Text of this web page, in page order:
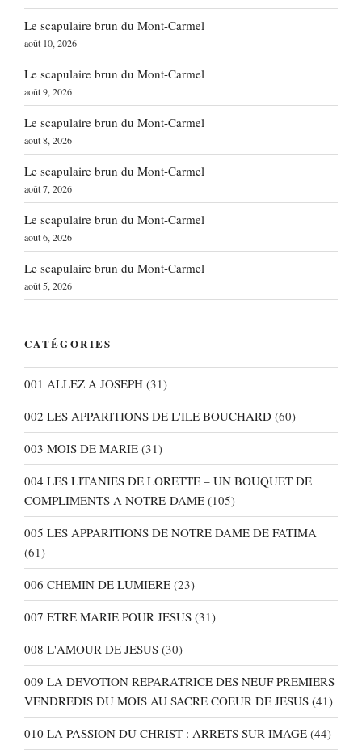
Le scapulaire brun du Mont-Carmel
août 10, 2026
Le scapulaire brun du Mont-Carmel
août 9, 2026
Le scapulaire brun du Mont-Carmel
août 8, 2026
Le scapulaire brun du Mont-Carmel
août 7, 2026
Le scapulaire brun du Mont-Carmel
août 6, 2026
Le scapulaire brun du Mont-Carmel
août 5, 2026
CATÉGORIES
001 ALLEZ A JOSEPH (31)
002 LES APPARITIONS DE L'ILE BOUCHARD (60)
003 MOIS DE MARIE (31)
004 LES LITANIES DE LORETTE – UN BOUQUET DE
COMPLIMENTS A NOTRE-DAME (105)
005 LES APPARITIONS DE NOTRE DAME DE FATIMA
(61)
006 CHEMIN DE LUMIERE (23)
007 ETRE MARIE POUR JESUS (31)
008 L'AMOUR DE JESUS (30)
009 LA DEVOTION REPARATRICE DES NEUF PREMIERS
VENDREDIS DU MOIS AU SACRE COEUR DE JESUS (41)
010 LA PASSION DU CHRIST : ARRETS SUR IMAGE (44)